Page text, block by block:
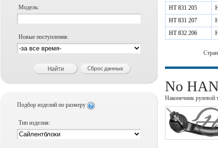
Модель:
Новые поступления:
Подбор изделий по размеру
Тип изделия:
HT 831 205
HT 831 207
HT 832 206
No
Наконечник рулевой